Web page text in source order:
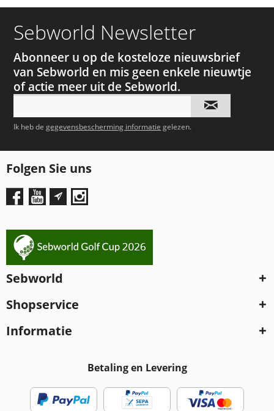
Sebworld Newsletter
Abonneer u op de kosteloze nieuwsbrief
van Sebworld en mis geen enkele nieuwtje
of actie meer uit de Sebworld.
Ik heb degegevensbescherming informatie gelezen.
Folgen Sie uns
Sebworld
Shopservice
Informatie
Betaling en Levering